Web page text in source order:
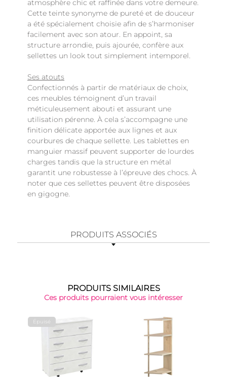
atmosphère chic et raffinée dans votre demeure.
Cette teinte synonyme de pureté et de douceur
a été spécialement choisie afin de s’harmoniser
facilement avec son atour. En appoint, sa
structure arrondie, puis ajourée, confère aux
sellettes un look tout simplement intemporel.
Ses atouts
Confectionnés à partir de matériaux de choix,
ces meubles témoignent d’un travail
méticuleusement abouti et assurant une
utilisation pérenne. À cela s’accompagne une
finition délicate apportée aux lignes et aux
courbures de chaque sellette. Les tablettes en
manguier massif peuvent supporter de lourdes
charges tandis que la structure en métal
garantit une robustesse à l’épreuve des chocs. À
noter que ces sellettes peuvent être disposées
en gigogne.
PRODUITS ASSOCIÉS
PRODUITS SIMILAIRES
Ces produits pourraient vous intéresser
Épuisé